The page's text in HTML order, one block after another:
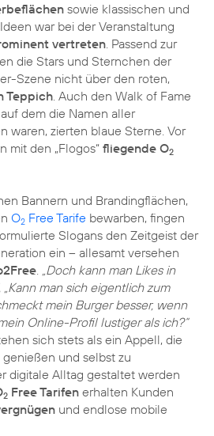
sowie klassischen und
war bei der Veranstaltung
vertreten. Passend zur
die Stars und Sternchen der
Szene nicht über den roten,
Teppich. Auch den Walk of Fame
dem die Namen aller
waren, zierten blaue Sterne. Vor
mit den „Flogos“ fliegende O2
Bannern und Brandingflächen,
O2 Free Tarife bewarben, fingen
Slogans den Zeitgeist der
ein – allesamt versehen
. „Doch kann man Likes in
man sich eigentlich zum
mein Burger besser, wenn
Online-Profil lustiger als ich?“
sich stets als ein Appell, die
genießen und selbst zu
digitale Alltag gestaltet werden
2 Free Tarifen erhalten Kunden
und endlose mobile